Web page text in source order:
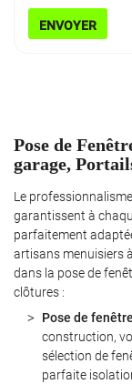
ENVOYER
Pose de
garage,
Le
garantissent à
parfaitement
artisans menuisiers
dans la pose de
clôtures :
Pose de
construction,
sélection de
parfaite